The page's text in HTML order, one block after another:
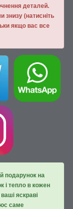
деталей.
(натисніть
якщо вас все
подарунок на
і тепло в кожен
яскраві
саме